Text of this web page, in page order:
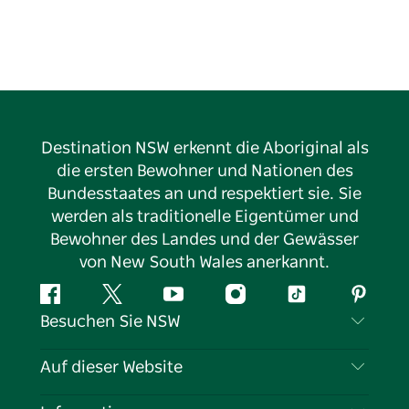
Destination NSW erkennt die Aboriginal als
die ersten Bewohner und Nationen des
Bundesstaates an und respektiert sie. Sie
werden als traditionelle Eigentümer und
Bewohner des Landes und der Gewässer
von New South Wales anerkannt.
FacebookTwitter YouTubeInstagramTikTok
Besuchen Sie NSW
Kontaktieren Sie uns
Auf dieser Website
Reiseziele